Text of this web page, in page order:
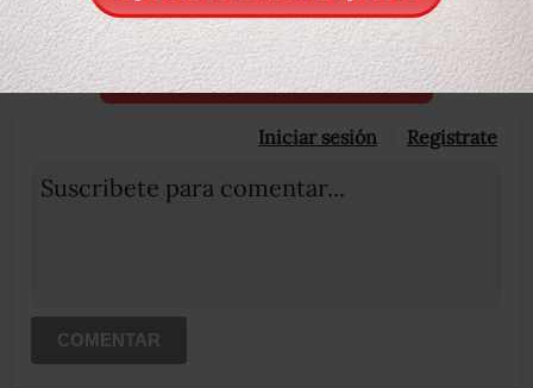
OCULTAR COMENTARIOS
Iniciar sesión Registrate
Suscribete para comentar...
COMENTAR